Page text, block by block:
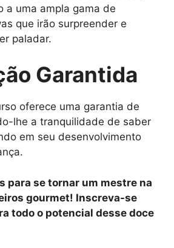
a uma ampla gama de
que irão surpreender e
paladar.
Garantida
oferece uma garantia de
lhe a tranquilidade de saber
em seu desenvolvimento
para se tornar um mestre na
gourmet! Inscreva-se
todo o potencial desse doce